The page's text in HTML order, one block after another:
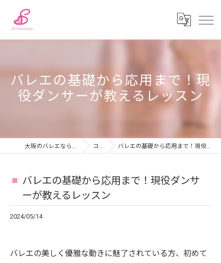
バレエの基礎から応用まで！現
役ダンサーが教えるレッスン
大阪のバレエならSダンススペース コラム バレエの基礎から応用まで！現役ダンサーが教えるレッスン
バレエの基礎から応用まで！現役ダンサ
ーが教えるレッスン
2024/05/14
バレエの美しく優雅な動きに魅了されている方、初めて